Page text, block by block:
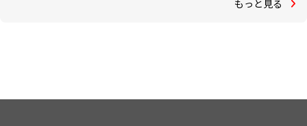
もっと見る